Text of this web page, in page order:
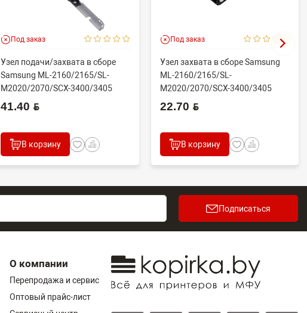
Под заказ
Узел подачи/захвата в сборе
Samsung ML-2160/2165/SL-
M2020/2070/SCX-3400/3405
(совм) J...
41.40 BYN
В корзину
Под заказ
Узел захвата в сборе Samsung
ML-2160/2165/SL-
M2020/2070/SCX-3400/3405
(совм) JC93-005...
22.70 BYN
В корзину
Подписаться
О компании
Перепродажа и сервис
Оптовый прайс-лист